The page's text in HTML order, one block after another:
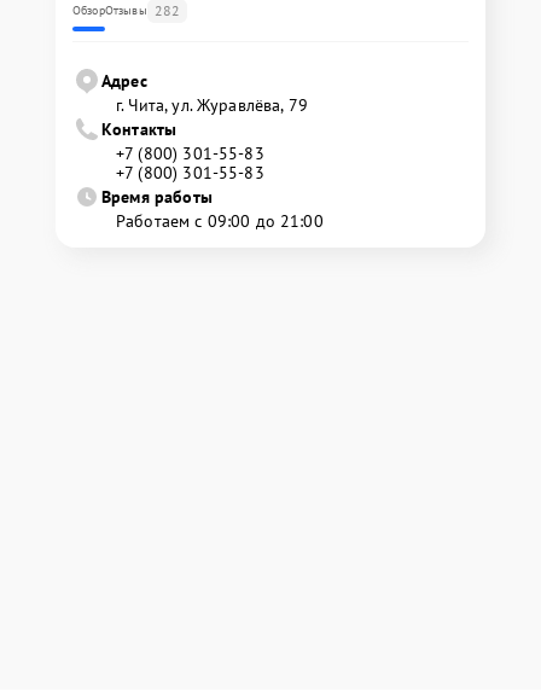
ОбзорОтзывы 282
Адрес
г. Чита, ул. Журавлёва, 79
Контакты
+7 (800) 301-55-83
+7 (800) 301-55-83
Время работы
Работаем с 09:00 до 21:00